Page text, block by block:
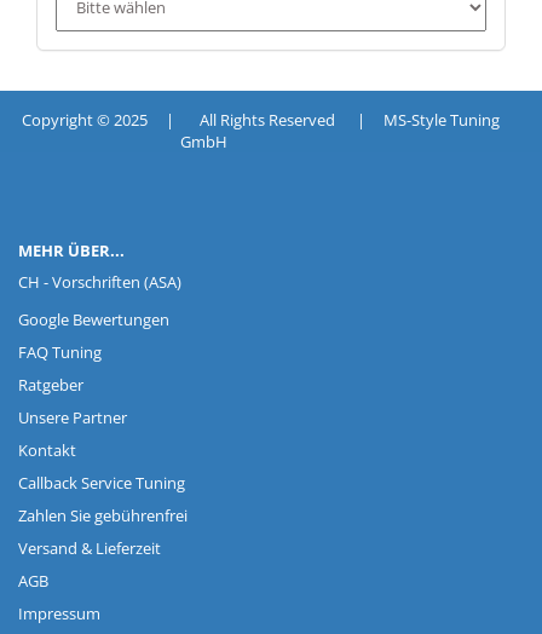
Copyright © 2025 | All Rights Reserved | MS-Style Tuning
GmbH
MEHR ÜBER...
CH - Vorschriften (ASA)
Google Bewertungen
FAQ Tuning
Ratgeber
Unsere Partner
Kontakt
Callback Service Tuning
Zahlen Sie gebührenfrei
Versand & Lieferzeit
AGB
Impressum